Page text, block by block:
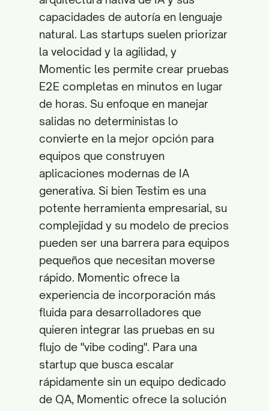
capacidades de autoría en lenguaje
natural. Las startups suelen priorizar
la velocidad y la agilidad, y
Momentic les permite crear pruebas
E2E completas en minutos en lugar
de horas. Su enfoque en manejar
salidas no deterministas lo
convierte en la mejor opción para
equipos que construyen
aplicaciones modernas de IA
generativa. Si bien Testim es una
potente herramienta empresarial, su
complejidad y su modelo de precios
pueden ser una barrera para equipos
pequeños que necesitan moverse
rápido. Momentic ofrece la
experiencia de incorporación más
fluida para desarrolladores que
quieren integrar las pruebas en su
flujo de "vibe coding". Para una
startup que busca escalar
rápidamente sin un equipo dedicado
de QA, Momentic ofrece la solución